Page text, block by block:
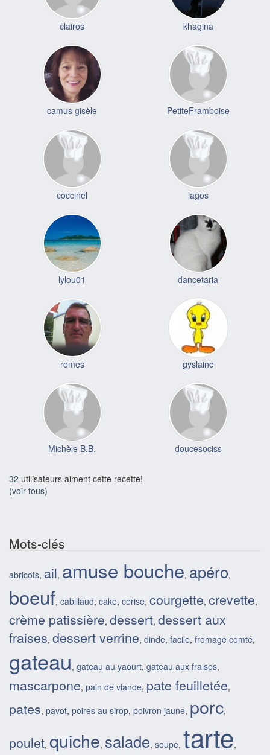
clairos khagina
camus gisèle PetiteFramboise
coccinel lagos
lylou01 dancetaria
remes gyslaine
Michèle B.B. doucesociss
32 utilisateurs aiment cette recette!
(voir tous)
Mots-clés
abricots, ail, amuse bouche, apéro,
boeuf, cabillaud, cake, cerise, courgette, crevette,
crème patissière, dessert, dessert aux
fraises, dessert verrine, dinde, facile, fromage comté,
gateau, gateau au yaourt, gateau aux fraises,
mascarpone, pain de viande, pate feuilletée,
pates, pavot, poires au sirop, poivron jaune, porc,
poulet, quiche, salade, soupe, tarte,